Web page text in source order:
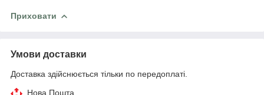
Приховати
Умови доставки
Доставка здійснюється тільки по передоплаті.
Нова Пошта